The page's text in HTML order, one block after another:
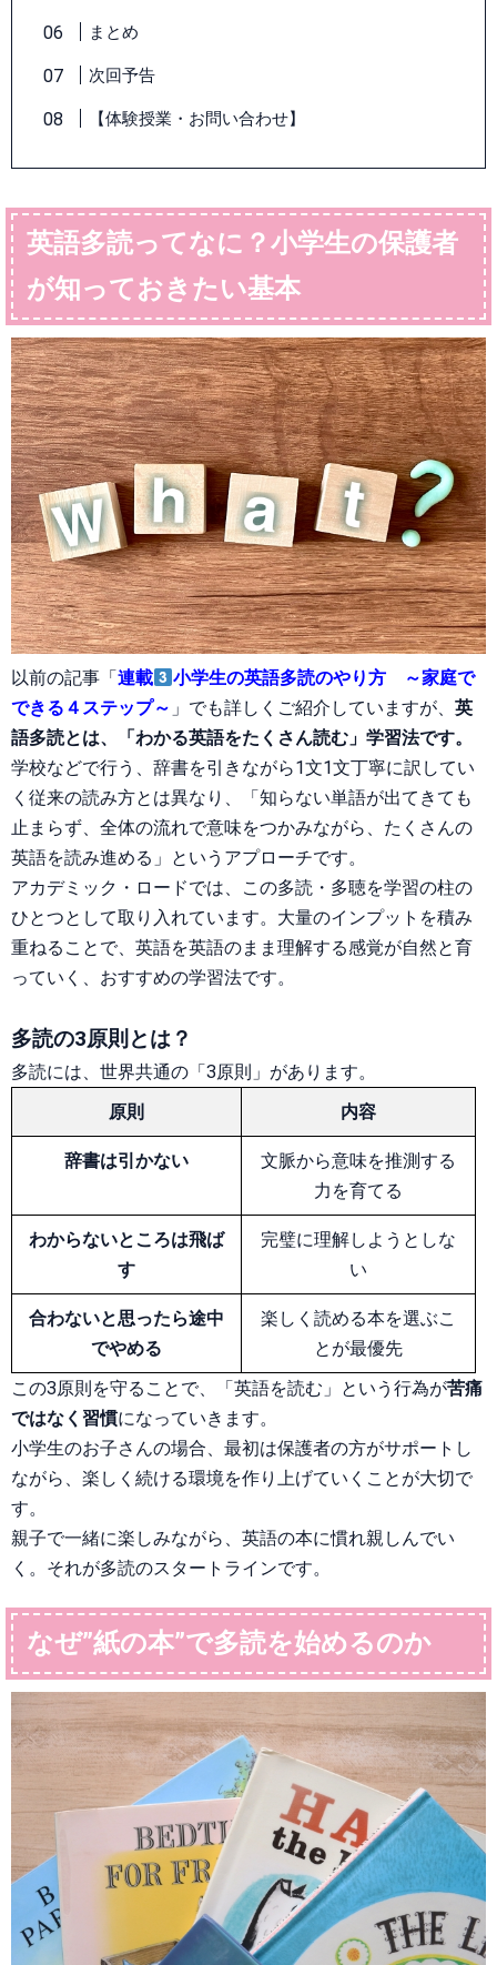
まとめ
次回予告
【体験授業・お問い合わせ】
英語多読ってなに？小学生の保護者
が知っておきたい基本
以前の記事「 連載
小学生の英語多読のやり方 ～家庭で
できる４ステップ～ 」でも詳しくご紹介していますが、 英
語多読とは、「わかる英語をたくさん読む」学習法です。
学校などで行う、辞書を引きながら1文1文丁寧に訳してい
く従来の読み方とは異なり、「知らない単語が出てきても
止まらず、全体の流れで意味をつかみながら、たくさんの
英語を読み進める」というアプローチです。
アカデミック・ロードでは、この多読・多聴を学習の柱の
ひとつとして取り入れています。大量のインプットを積み
重ねることで、英語を英語のまま理解する感覚が自然と育
っていく、おすすめの学習法です。
多読の3原則とは？
多読には、世界共通の「3原則」があります。
原則
内容
辞書は引かない
文脈から意味を推測する
力を育てる
わからないところは飛ば
す
完璧に理解しようとしな
い
合わないと思ったら途中
でやめる
楽しく読める本を選ぶこ
とが最優先
この3原則を守ることで、「英語を読む」という行為が苦痛
ではなく習慣になっていきます。
小学生のお子さんの場合、最初は保護者の方がサポートし
ながら、楽しく続ける環境を作り上げていくことが大切で
す。
親子で一緒に楽しみながら、英語の本に慣れ親しんでい
く。それが多読のスタートラインです。
なぜ”紙の本”で多読を始めるのか